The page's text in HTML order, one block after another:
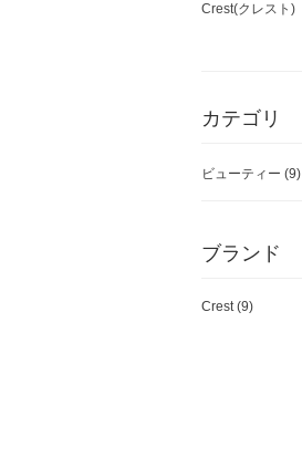
Crest(クレスト)
カテゴリ
ビューティー (9)
ブランド
Crest (9)